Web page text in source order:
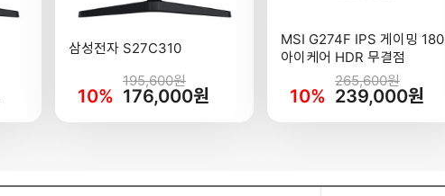
삼성전자 S27C310
10%
195,600원
176,000원
MSI G274F IPS 게이밍 180
아이케어 HDR 무결점
10%
265,600원
239,000원